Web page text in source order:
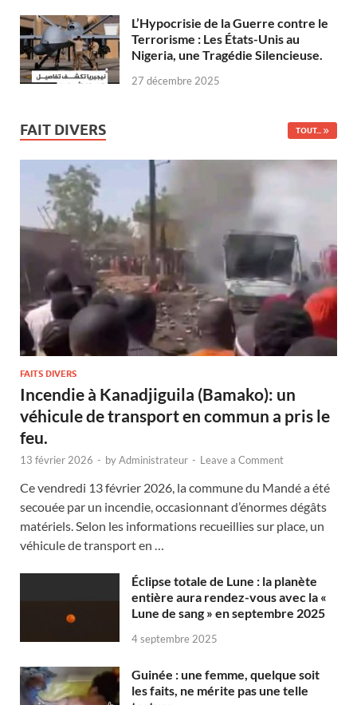
L’Hypocrisie de la Guerre contre le
Terrorisme : Les États-Unis au
Nigeria, une Tragédie Silencieuse.
27 décembre 2025
FAIT DIVERS TOUT...
FAITS DIVERS
Incendie à Kanadjiguila (Bamako): un
véhicule de transport en commun a pris le
feu.
13 février 2026 - byAdministrateur - Leave a Comment
Ce vendredi 13 février 2026, la commune du Mandé a été
secouée par un incendie, occasionnant d’énormes dégâts
matériels. Selon les informations recueillies sur place, un
véhicule de transport en …
Éclipse totale de Lune : la planète
entière aura rendez-vous avec la «
Lune de sang » en septembre 2025
4 septembre 2025
Guinée : une femme, quelque soit
les faits, ne mérite pas une telle